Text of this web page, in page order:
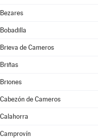
Bezares
Bobadilla
Brieva de Cameros
Briñas
Briones
Cabezón de Cameros
Calahorra
Camprovín